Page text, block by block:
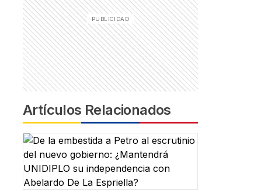
Artículos Relacionados